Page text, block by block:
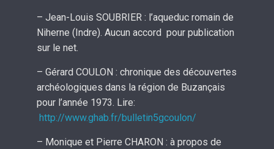
– Jean-Louis SOUBRIER : l’aqueduc romain de
Niherne (Indre). Aucun accord pour publication
sur le net.
– Gérard COULON : chronique des découvertes
archéologiques dans la région de Buzançais
pour l’année 1973. Lire:
http://www.ghab.fr/bulletin5gcoulon/
– Monique et Pierre CHARON : à propos de